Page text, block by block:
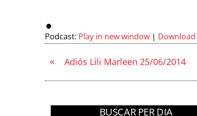
Podcast: Play in new window | Download
« Adiós Lili Marleen 25/06/2014
BUSCAR PER DIA